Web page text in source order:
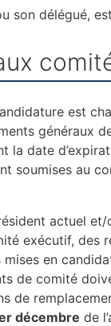
son délégué,
est
généraux
la date
soumises au
actuel et/
exécutif, des
en
de comité
de
décembre de